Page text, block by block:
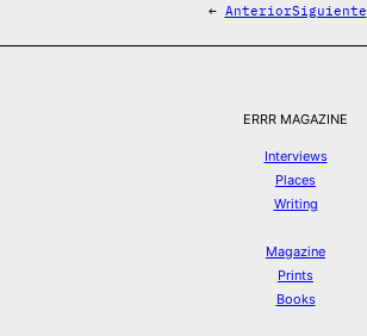
← AnteriorSiguiente
ERRR MAGAZINE
Interviews
Places
Writing
Magazine
Prints
Books